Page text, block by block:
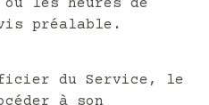
les heures de
préalable.
du Service, le
à son